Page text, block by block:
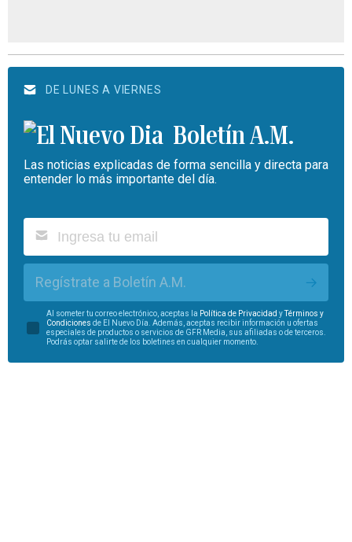
DE LUNES A VIERNES
Boletín A.M.
Las noticias explicadas de forma sencilla y directa para
entender lo más importante del día.
Regístrate a Boletín A.M.
Al someter tu correo electrónico, aceptas la Política de Privacidad yTérminos y
Condiciones de El Nuevo Día. Además, aceptas recibir información u ofertas
especiales de productos o servicios de GFR Media, sus afiliadas o de terceros.
Podrás optar salirte de los boletines en cualquier momento.